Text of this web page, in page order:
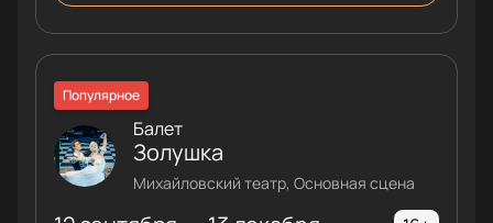
Популярное
Балет
Золушка
Михайловский театр, Основная сцена